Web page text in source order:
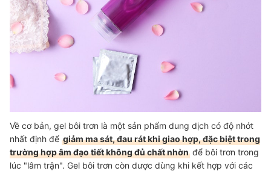
Về cơ bản, gel bôi trơn là một sản phẩm dung dịch có độ nhớt
nhất định để giảm ma sát, đau rát khi giao hợp, đặc biệt trong
trường hợp âm đạo tiết không đủ chất nhờn để bôi trơn trong
lúc "lâm trận". Gel bôi trơn còn dược dùng khi kết hợp với các